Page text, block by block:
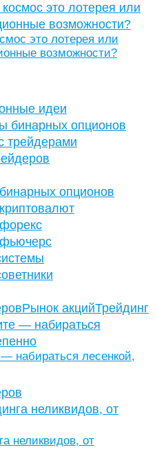
это лотерея или
возможности?
идеи
бинарных опционов
трейдерами
опционов
Рынок акцийТрейдинг
набираться лесенкой,
неликвидов, от